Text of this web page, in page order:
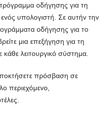
οδήγησης για τη
υπολογιστή. Σε αυτήν την
οδήγησης για το
μια επεξήγηση για τη
λειτουργικό σύστημα.
πρόσβαση σε
περιεχόμενο,